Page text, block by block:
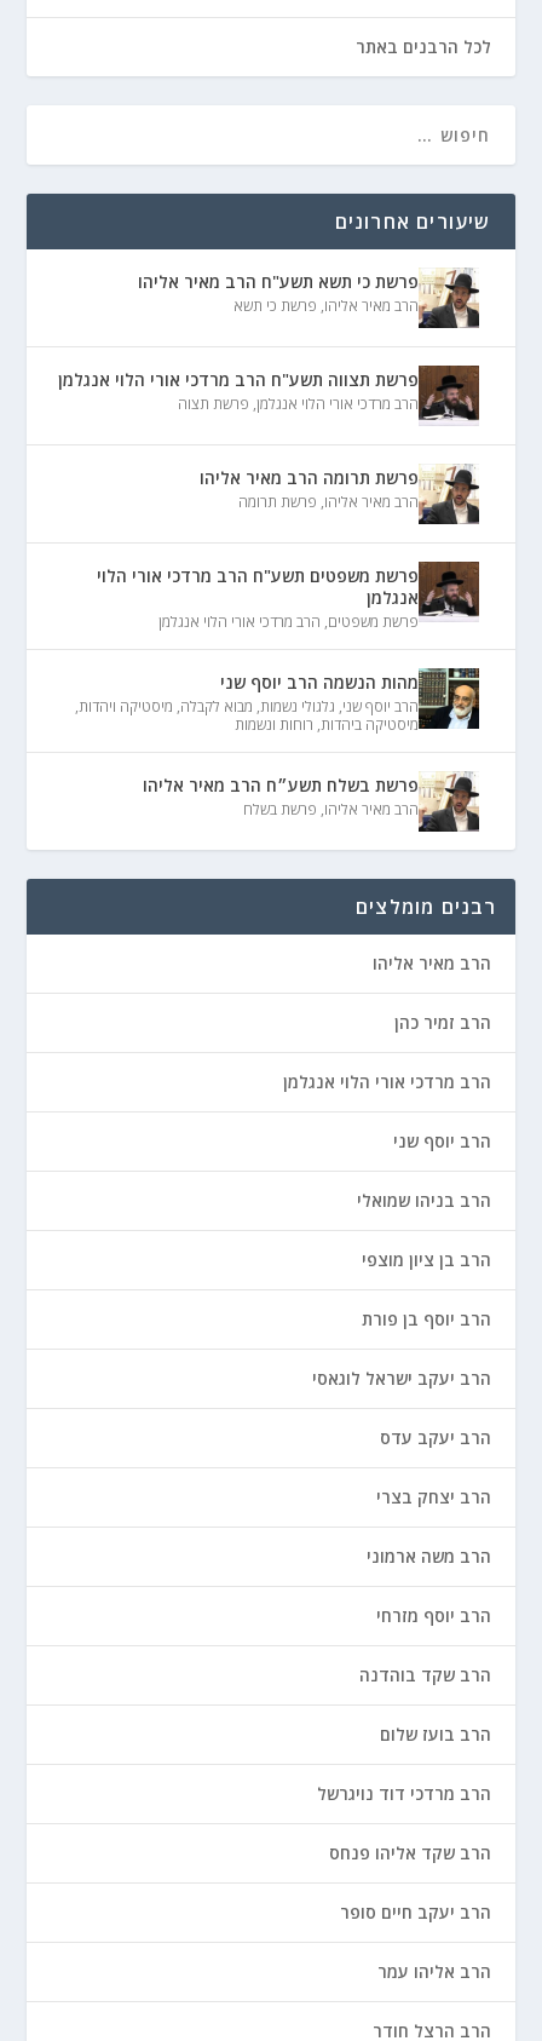
לכל הרבנים באתר
שיעורים אחרונים
פרשת כי תשא תשע"ח הרב מאיר אליהו
הרב מאיר אליהו, פרשת כי תשא
פרשת תצווה תשע"ח הרב מרדכי אורי הלוי אנגלמן
הרב מרדכי אורי הלוי אנגלמן, פרשת תצוה
פרשת תרומה הרב מאיר אליהו
הרב מאיר אליהו, פרשת תרומה
פרשת משפטים תשע"ח הרב מרדכי אורי הלוי
אנגלמן
פרשת משפטים, הרב מרדכי אורי הלוי אנגלמן
מהות הנשמה הרב יוסף שני
הרב יוסף שני, גלגולי נשמות, מבוא לקבלה, מיסטיקה ויהדות,
מיסטיקה ביהדות, רוחות ונשמות
פרשת בשלח תשע״ח הרב מאיר אליהו
הרב מאיר אליהו, פרשת בשלח
רבנים מומלצים
הרב מאיר אליהו
הרב זמיר כהן
הרב מרדכי אורי הלוי אנגלמן
הרב יוסף שני
הרב בניהו שמואלי
הרב בן ציון מוצפי
הרב יוסף בן פורת
הרב יעקב ישראל לוגאסי
הרב יעקב עדס
הרב יצחק בצרי
הרב משה ארמוני
הרב יוסף מזרחי
הרב שקד בוהדנה
הרב בועז שלום
הרב מרדכי דוד נויגרשל
הרב שקד אליהו פנחס
הרב יעקב חיים סופר
הרב אליהו עמר
הרב הרצל חודר